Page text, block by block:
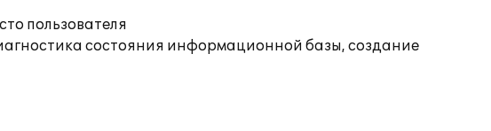
пользователя
состояния информационной базы, создание